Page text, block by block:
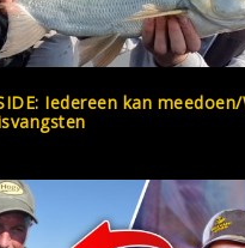
Iedereen kan meedoen/